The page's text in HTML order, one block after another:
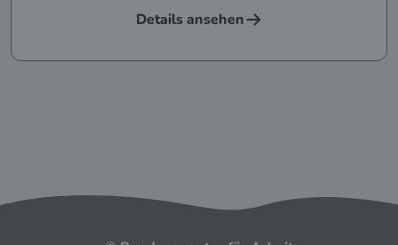
Details ansehen